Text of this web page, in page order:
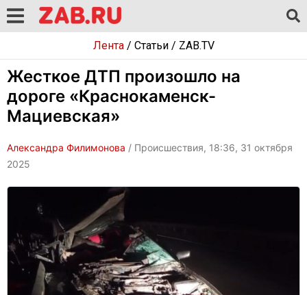
Лента/ Статьи/ ZAB.TV
Жесткое ДТП произошло на
дороге «Краснокаменск-
Мациевская»
Александра Филимонова / Происшествия, 18:36, 31 октября
2025